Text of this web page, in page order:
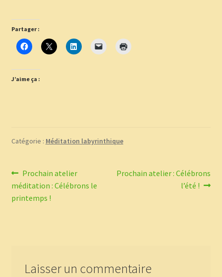
Partager :
J’aime ça :
Catégorie : Méditation labyrinthique
Navigation
de
Article
précédent :
Prochain atelier
méditation : Célébrons le
printemps !
Article
Prochain atelier : Célébrons
l’été !
Laisser un commentaire